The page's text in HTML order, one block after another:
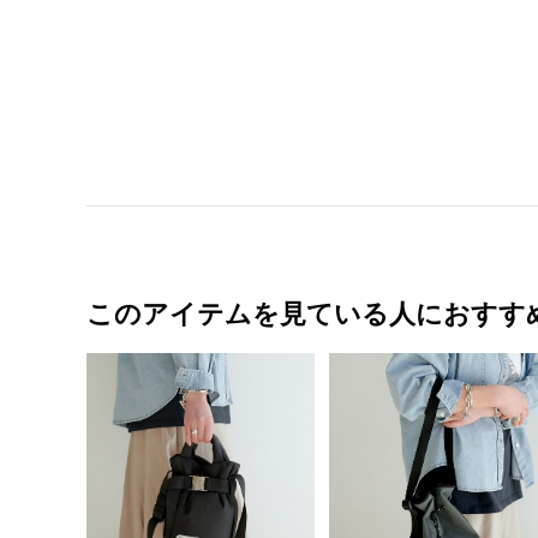
このアイテムを見ている人におすす